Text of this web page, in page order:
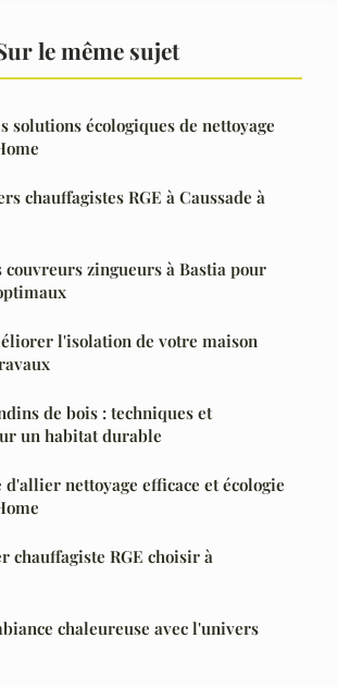
le même sujet
solutions écologiques de nettoyage
chauffagistes RGE à Caussade à
zingueurs à Bastia pour
l'isolation de votre maison
de bois : techniques et
un habitat durable
d'allier nettoyage efficace et écologie
chauffagiste RGE choisir à
chaleureuse avec l'univers